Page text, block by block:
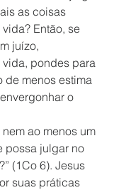
as coisas
Então, se
juízo,
vida, pondes para
de menos estima
o
ao menos um
possa julgar no
(1Co 6). Jesus
suas práticas